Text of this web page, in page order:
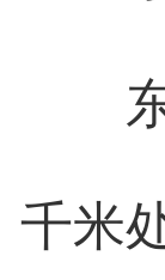
东
千米